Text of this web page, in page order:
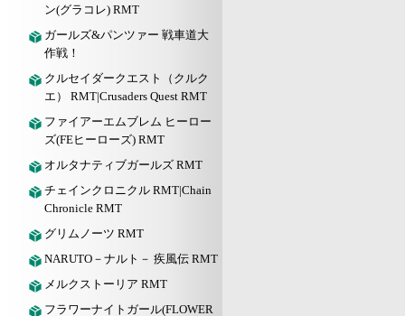
ン(グラコレ) RMT
ガールズ&パンツァー 戦車道大
作戦！
クルセイダークエスト（クルク
エ） RMT|Crusaders Quest RMT
ファイアーエムブレム ヒーロー
ズ(FEヒーローズ) RMT
オルタナティブガールズ RMT
チェインクロニクル RMT|Chain
Chronicle RMT
グリムノーツ RMT
NARUTO－ナルト－ 疾風伝 RMT
メルクストーリア RMT
フラワーナイトガール(FLOWER